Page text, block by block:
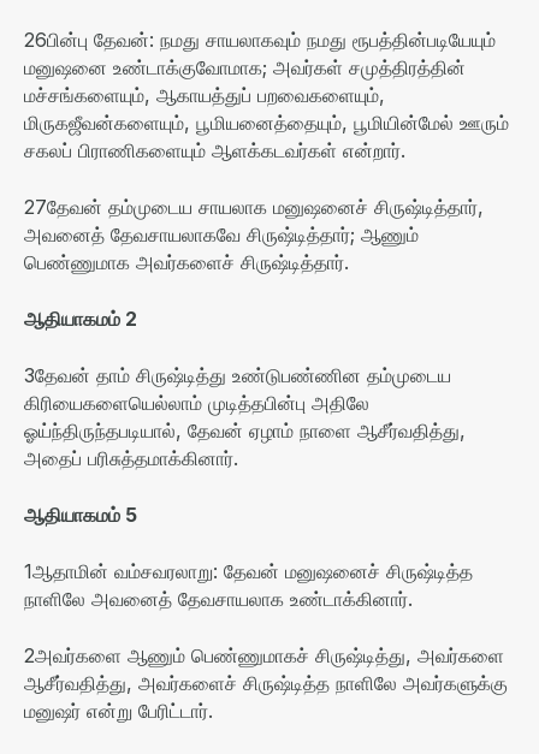
26பின்பு தேவன்: நமது சாயலாகவும் நமது ரூபத்தின்படியேயும்
மனுஷனை உண்டாக்குவோமாக; அவர்கள் சமுத்திரத்தின்
மச்சங்களையும், ஆகாயத்துப் பறவைகளையும்,
மிருகஜீவன்களையும், பூமியனைத்தையும், பூமியின்மேல் ஊரும்
சகலப் பிராணிகளையும் ஆளக்கடவர்கள் என்றார்.
27தேவன் தம்முடைய சாயலாக மனுஷனைச் சிருஷ்டித்தார்,
அவனைத் தேவசாயலாகவே சிருஷ்டித்தார்; ஆணும்
பெண்ணுமாக அவர்களைச் சிருஷ்டித்தார்.
ஆதியாகமம் 2
3தேவன் தாம் சிருஷ்டித்து உண்டுபண்ணின தம்முடைய
கிரியைகளையெல்லாம் முடித்தபின்பு அதிலே
ஓய்ந்திருந்தபடியால், தேவன் ஏழாம் நாளை ஆசீர்வதித்து,
அதைப் பரிசுத்தமாக்கினார்.
ஆதியாகமம் 5
1ஆதாமின் வம்சவரலாறு: தேவன் மனுஷனைச் சிருஷ்டித்த
நாளிலே அவனைத் தேவசாயலாக உண்டாக்கினார்.
2அவர்களை ஆணும் பெண்ணுமாகச் சிருஷ்டித்து, அவர்களை
ஆசீர்வதித்து, அவர்களைச் சிருஷ்டித்த நாளிலே அவர்களுக்கு
மனுஷர் என்று பேரிட்டார்.